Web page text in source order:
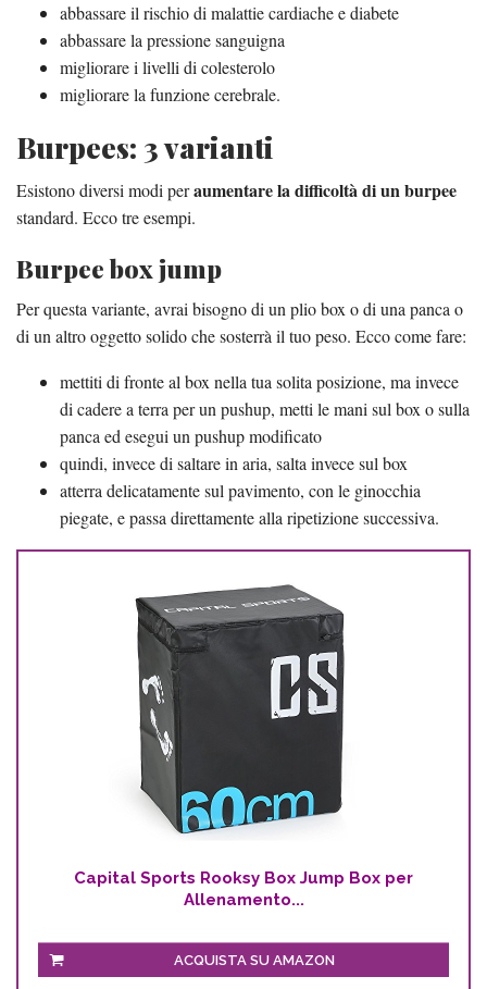
abbassare il rischio di malattie cardiache e diabete
abbassare la pressione sanguigna
migliorare i livelli di colesterolo
migliorare la funzione cerebrale.
Burpees: 3 varianti
Esistono diversi modi peraumentare la difficoltà di un burpee
standard. Ecco tre esempi.
Burpee box jump
Per questa variante, avrai bisogno di un plio box o di una panca o
di un altro oggetto solido che sosterrà il tuo peso. Ecco come fare:
mettiti di fronte al box nella tua solita posizione, ma invece
di cadere a terra per un pushup, metti le mani sul box o sulla
panca ed esegui un pushup modificato
quindi, invece di saltare in aria, salta invece sul box
atterra delicatamente sul pavimento, con le ginocchia
piegate, e passa direttamente alla ripetizione successiva.
Capital Sports Rooksy Box Jump Box per
Allenamento...
ACQUISTA SU AMAZON